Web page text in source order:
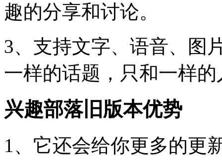
趣的分享和讨论。
3、支持文字、语音、图
一样的话题，只和一样
兴趣部落旧版本优势
1、它还会给你更多的更